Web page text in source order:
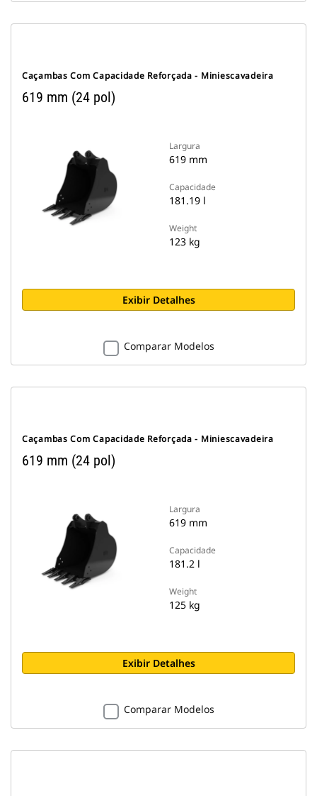
Caçambas Com Capacidade Reforçada - Miniescavadeira
619 mm (24 pol)
Largura
619 mm
Capacidade
181.19 l
Weight
123 kg
Exibir Detalhes
Comparar Modelos
Caçambas Com Capacidade Reforçada - Miniescavadeira
619 mm (24 pol)
Largura
619 mm
Capacidade
181.2 l
Weight
125 kg
Exibir Detalhes
Comparar Modelos